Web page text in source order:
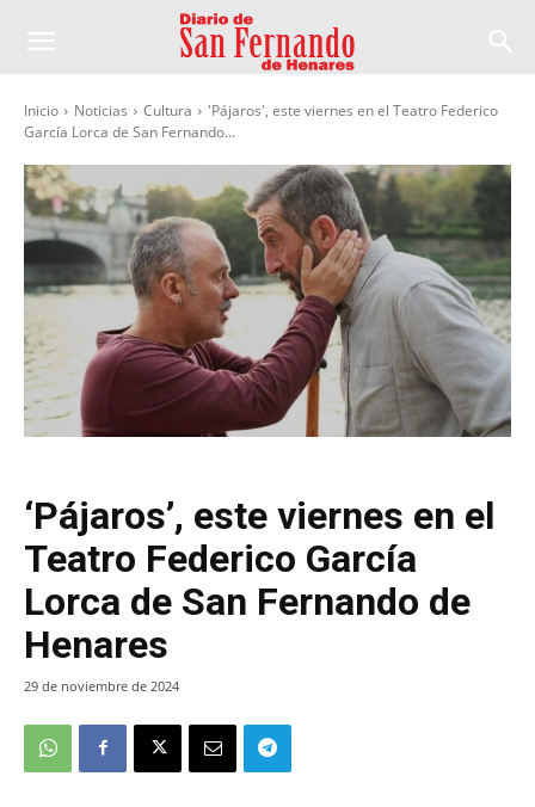
Inicio Noticias Cultura
'Pájaros', este viernes en el Teatro Federico
García Lorca de San Fernando...
‘Pájaros’, este viernes en el
Teatro Federico García
Lorca de San Fernando de
Henares
29 de noviembre de 2024